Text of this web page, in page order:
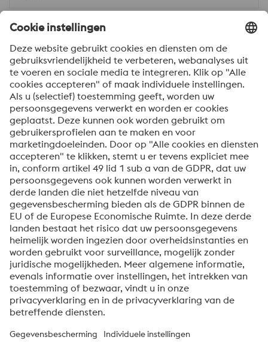
Land *
Bericht *
Om informatie over onze producten en diensten te
ontvangen, op de hoogte te blijven van onze
evenementen en nog veel meer, accepteert u uw
abonnement op de Uddeholm-nieuwsbrief.
Verzenden
Anti-robotverificatie
Klik om te starten
Friendly Captcha ⇗
Over voestalpine High Performance Metals Benelux